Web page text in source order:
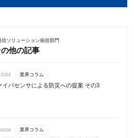
ソリューション統括部門
他の記事
04 業界コラム
イバセンサによる防災への提案 その3
06 業界コラム